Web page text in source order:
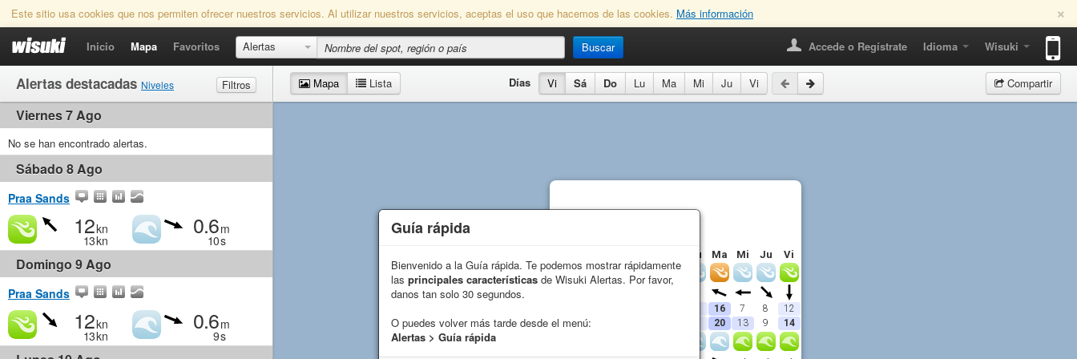
×
Este sitio usa cookies que nos permiten ofrecer nuestros servicios. Al utilizar nuestros servicios, aceptas el uso que hacemos de las cookies. Más información
Inicio Mapa Favoritos Alertas Buscar Accede o Regístrate Idioma Wisuki
Alertas destacadas Niveles
Filtros
Viento
Olas
Viernes 7 Ago
No se han encontrado alertas.
Sábado 8 Ago
Praa Sands
12kn
13kn
0.6m
10s
Domingo 9 Ago
Praa Sands
12kn
13kn
0.6m
9s
Mapa Lista Días Vi Sá Do Lu Ma Mi Ju Vi Compartir
Lu Ma Mi Ju
Vi
Viento
16 7 8 12
Racha ( 20 13 9 14
Guía rápida
Bienvenido a la Guía rápida. Te podemos mostrar rápidamente
las principales características de Wisuki Alertas. Por favor,
danos tan solo 30 segundos.
O puedes volver más tarde desde el menú:
Alertas > Guía rápida
Guía rápida
Bienvenido a la Guía rápida. Te podemos mostrar rápidamente
las principales características de Wisuki Alertas. Por favor,
danos tan solo 30 segundos.
O puedes volver más tarde desde el menú:
Alertas > Guía rápida